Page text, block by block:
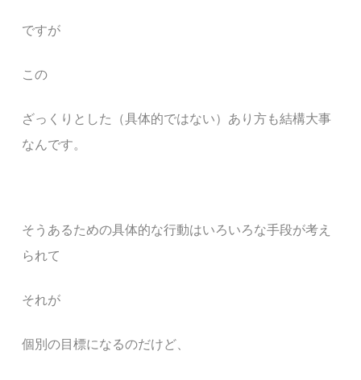
ですが
この
ざっくりとした（具体的ではない）あり方も結構大事
なんです。
そうあるための具体的な行動はいろいろな手段が考え
られて
それが
個別の目標になるのだけど、